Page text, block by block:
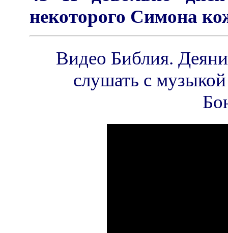
некоторого Симона
Видео Библия.
слушать с